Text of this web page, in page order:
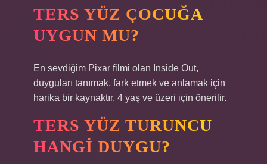
TERS YÜZ ÇOCUĞA
UYGUN MU?
En sevdiğim Pixar filmi olan Inside Out,
duyguları tanımak, fark etmek ve anlamak için
harika bir kaynaktır. 4 yaş ve üzeri için önerilir.
TERS YÜZ TURUNCU
HANGI DUYGU?